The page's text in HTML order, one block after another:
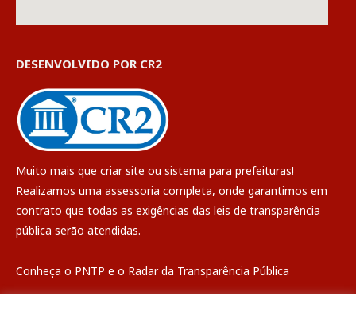
DESENVOLVIDO POR CR2
Muito mais que criar site ou sistema para prefeituras!
Realizamos uma assessoria completa, onde garantimos em
contrato que todas as exigências das leis de transparência
pública serão atendidas.
Conheça o PNTP e o Radar da Transparência Pública